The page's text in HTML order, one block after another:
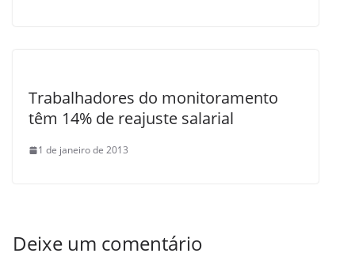
Trabalhadores do monitoramento
têm 14% de reajuste salarial
1 de janeiro de 2013
Deixe um comentário